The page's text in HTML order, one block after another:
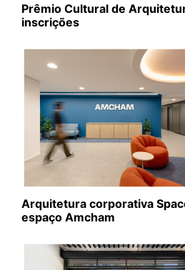
Prêmio Cultural de
inscrições
Arquitetura corporativa
espaço Amcham